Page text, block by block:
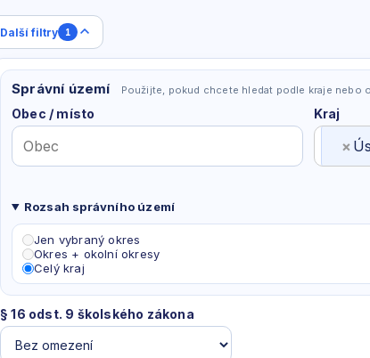
Další filtry 1
Správní území Použijte, pokud chcete hledat podle kraje nebo
Obec / místo Kraj
×
Rozsah správního území
Správní
území
Jen vybraný okres
Okres + okolní okresy
Celý kraj
§ 16 odst. 9 školského zákona